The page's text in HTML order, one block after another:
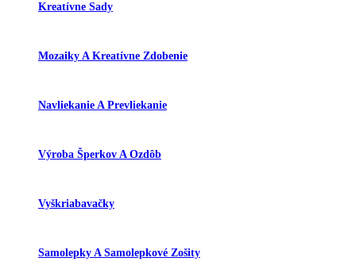
Kreatívne Sady
Mozaiky A Kreatívne Zdobenie
Navliekanie A Prevliekanie
Výroba Šperkov A Ozdôb
Vyškriabavačky
Samolepky A Samolepkové Zošity